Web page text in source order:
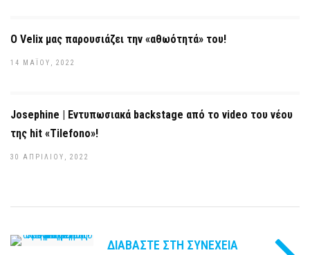
Ο Velix μας παρουσιάζει την «αθωότητά» του!
14 ΜΑΪ́ΟΥ, 2022
Josephine | Εντυπωσιακά backstage από το video του νέου
της hit «Tilefono»!
30 ΑΠΡΙΛΊΟΥ, 2022
ΔΙΑΒΆΣΤΕ ΣΤΗ ΣΥΝΈΧΕΙΑ